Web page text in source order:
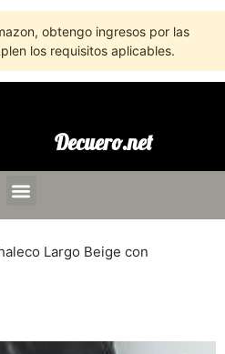
obtengo ingresos por las
los requisitos aplicables.
Decuero.net
Largo Beige con